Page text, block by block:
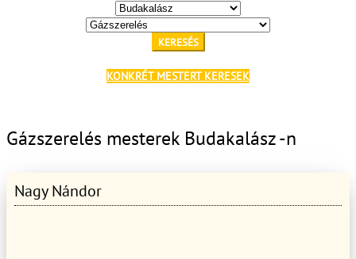
KERESÉS
KONKRÉT MESTERT KERESEK
Gázszerelés mesterek Budakalász -n
Nagy Nándor